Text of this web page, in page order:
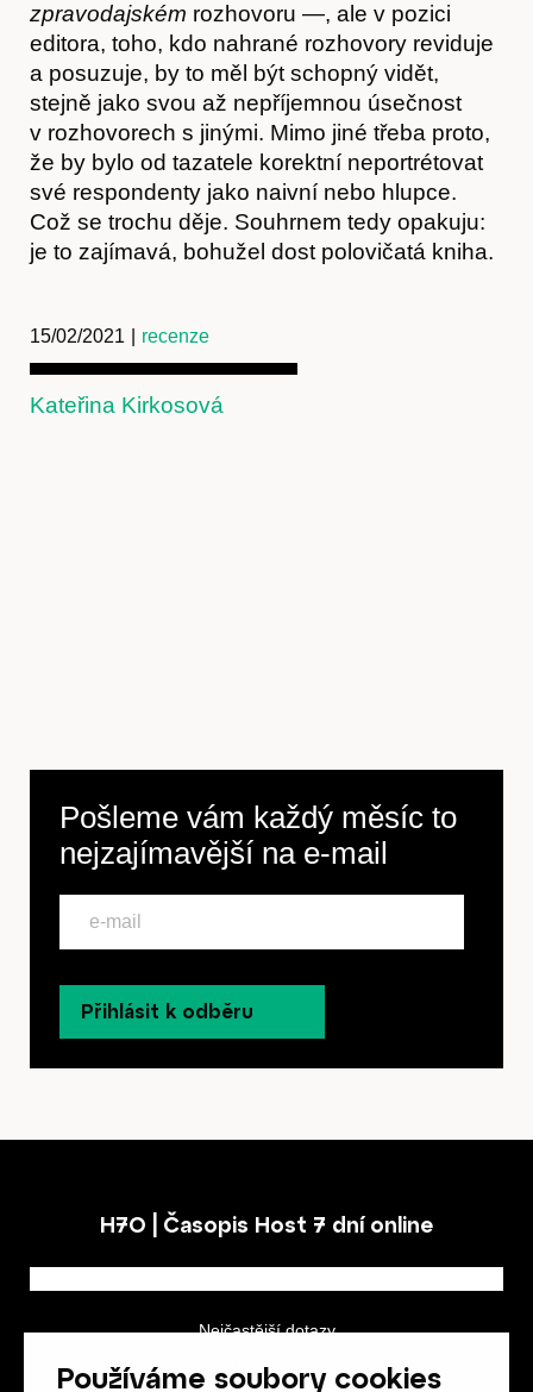
Používáme soubory cookies
zpravodajském rozhovoru —, ale v pozici
editora, toho, kdo nahrané rozhovory reviduje
a posuzuje, by to měl být schopný vidět,
stejně jako svou až nepříjemnou úsečnost
v rozhovorech s jinými. Mimo jiné třeba proto,
že by bylo od tazatele korektní neportrétovat
své respondenty jako naivní nebo hlupce.
Což se trochu děje. Souhrnem tedy opakuju:
je to zajímavá, bohužel dost polovičatá kniha.
15/02/2021 recenze
Kateřina Kirkosová
Pošleme vám každý měsíc to
nejzajímavější na e-mail
Přihlásit k odběru
H7O | Časopis Host 7 dní online
Nejčastější dotazy